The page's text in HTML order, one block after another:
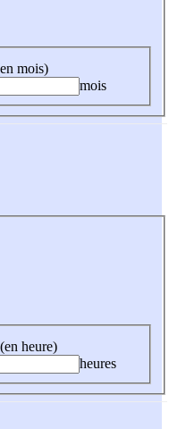
mois)
mois
heure)
heures